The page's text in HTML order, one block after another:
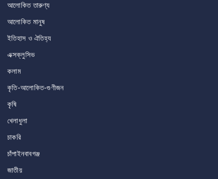
আলোকিত তারুণ্য
আলোকিত মানুষ
ইতিহাস ও ঐতিহ্য
এক্সক্লুসিভ
কলাম
কৃতি-আলোকিত-গুণীজন
কৃষি
খেলাধুলা
চাকরি
চাঁপাইনবাবগঞ্জ
জাতীয়